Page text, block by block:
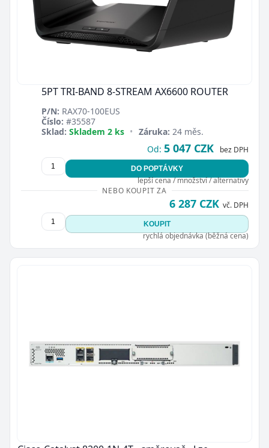
5PT TRI-BAND 8-STREAM AX6600 ROUTER
P/N: RAX70-100EUS
Číslo: #35587
Sklad: Skladem 2 ks • Záruka: 24 měs.
Od: 5 047 CZK bez DPH
DO POPTÁVKY
lepší cena / množství / alternativy
NEBO KOUPIT ZA
6 287 CZK vč. DPH
KOUPIT
rychlá objednávka (běžná cena)